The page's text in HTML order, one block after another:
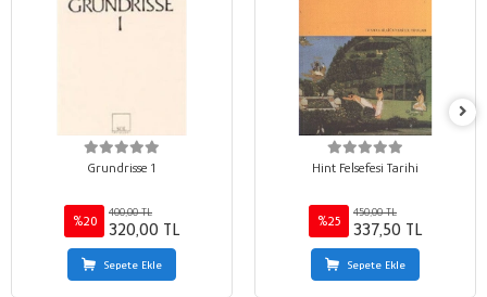
Grundrisse 1
%20
400,00 TL
320,00 TL
Sepete Ekle
Hint Felsefesi Tarihi
%25
450,00 TL
337,50 TL
Sepete Ekle